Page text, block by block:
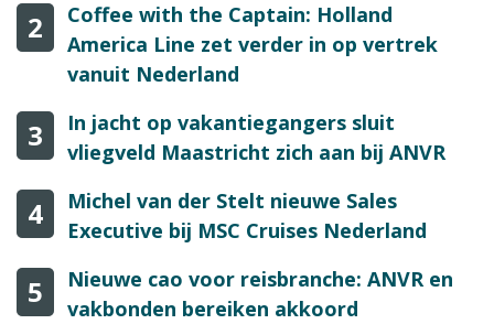
2
Coffee with the Captain: Holland
America Line zet verder in op vertrek
vanuit Nederland
3
In jacht op vakantiegangers sluit
vliegveld Maastricht zich aan bij ANVR
4
Michel van der Stelt nieuwe Sales
Executive bij MSC Cruises Nederland
5
Nieuwe cao voor reisbranche: ANVR en
vakbonden bereiken akkoord